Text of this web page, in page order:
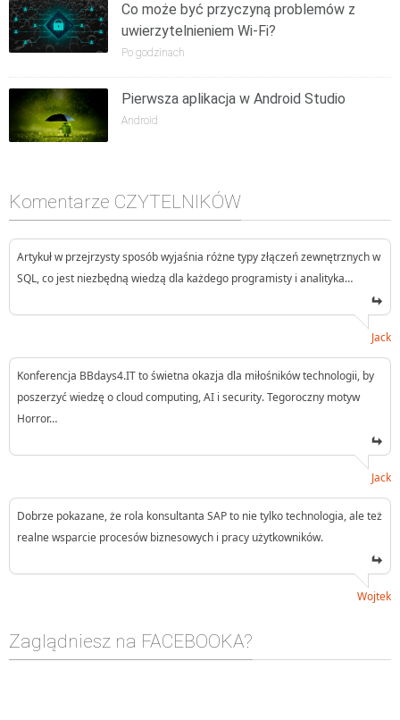
Co może być przyczyną problemów z
uwierzytelnieniem Wi-Fi?
Po godzinach
Pierwsza aplikacja w Android Studio
Android
Komentarze CZYTELNIKÓW
Artykuł w przejrzysty sposób wyjaśnia różne typy złączeń zewnętrznych w
SQL, co jest niezbędną wiedzą dla każdego programisty i analityka…
Jack
Konferencja BBdays4.IT to świetna okazja dla miłośników technologii, by
poszerzyć wiedzę o cloud computing, AI i security. Tegoroczny motyw
Horror…
Jack
Dobrze pokazane, że rola konsultanta SAP to nie tylko technologia, ale też
realne wsparcie procesów biznesowych i pracy użytkowników.
Wojtek
Zaglądniesz na FACEBOOKA?